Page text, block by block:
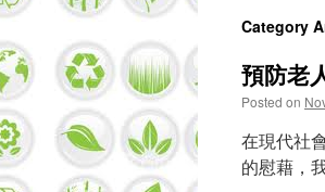
content
Category
預防老
Posted on
在現代社
的慰藉，